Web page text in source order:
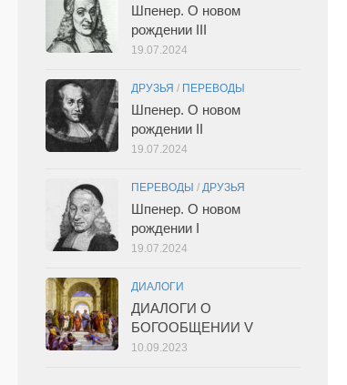
Шпенер. О новом
рождении III
19.07.2024
ДРУЗЬЯ / ПЕРЕВОДЫ
Шпенер. О новом
рождении II
19.07.2024
ПЕРЕВОДЫ / ДРУЗЬЯ
Шпенер. О новом
рождении I
19.07.2024
ДИАЛОГИ
ДИАЛОГИ О
БОГООБЩЕНИИ V
10.09.2023